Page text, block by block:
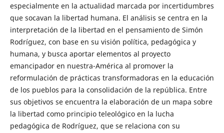
especialmente en la actualidad marcada por incertidumbres
que socavan la libertad humana. El análisis se centra en la
interpretación de la libertad en el pensamiento de Simón
Rodríguez, con base en su visión política, pedagógica y
humana, y busca aportar elementos al proyecto
emancipador en nuestra-América al promover la
reformulación de prácticas transformadoras en la educación
de los pueblos para la consolidación de la república. Entre
sus objetivos se encuentra la elaboración de un mapa sobre
la libertad como principio teleológico en la lucha
pedagógica de Rodríguez, que se relaciona con su